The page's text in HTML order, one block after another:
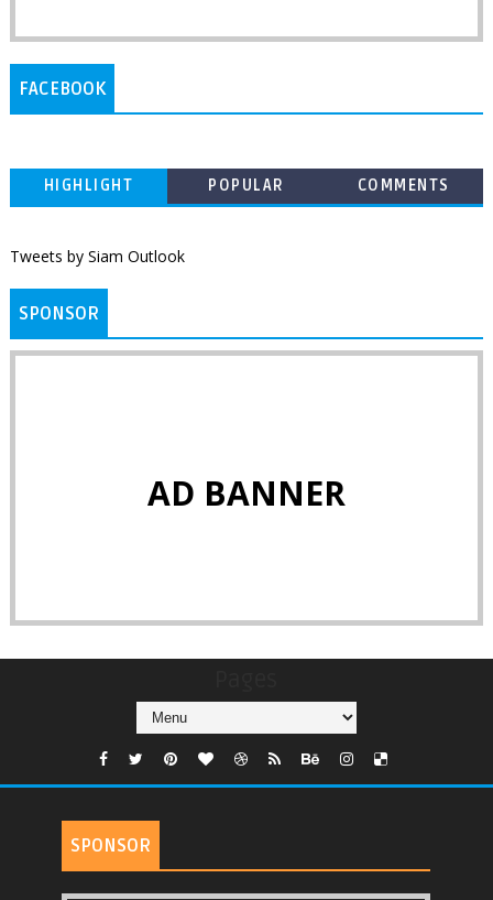
FACEBOOK
HIGHLIGHT POPULAR COMMENTS
Tweets by Siam Outlook
SPONSOR
AD BANNER
SPONSOR